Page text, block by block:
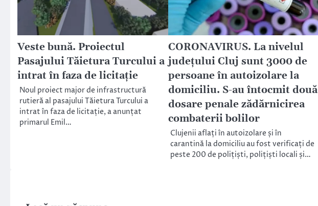
Veste bună. Proiectul
Pasajului Tăietura Turcului a
intrat în faza de licitație
Noul proiect major de infrastructură
rutieră al pasajului Tăietura Turcului a
intrat în faza de licitație, a anunțat
primarul Emil…
CORONAVIRUS. La nivelul
județului Cluj sunt 3000 de
persoane în autoizolare la
domiciliu. S-au întocmit două
dosare penale zădărnicirea
combaterii bolilor
Clujenii aflați în autoizolare și în
carantină la domiciliu au fost verificați de
peste 200 de polițiști, polițiști locali și…